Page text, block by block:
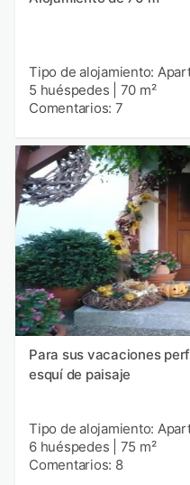
Tipo de alojamiento:
5 huéspedes
70 m²
Comentarios: 7
Para sus vacaciones
esquí de paisaje
Tipo de alojamiento:
6 huéspedes
75 m²
Comentarios: 8